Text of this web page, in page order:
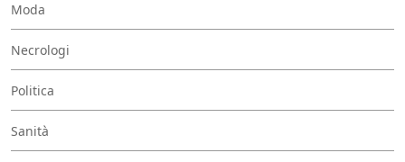
Moda
Necrologi
Politica
Sanità